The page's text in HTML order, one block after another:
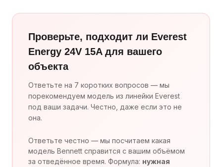
Проверьте, подходит ли Everest
Energy 24V 15A для вашего
объекта
Ответьте на 7 коротких вопросов — мы
порекомендуем модель из линейки Everest
под ваши задачи. Честно, даже если это не
она.
Ответьте честно — мы посчитаем какая
модель Bennett справится с вашим объёмом
за отведённое время. Формула: нужная